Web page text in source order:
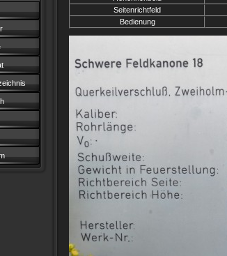
Seitenrichtfeld
Bedienung